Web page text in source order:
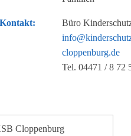
Kontakt:
Büro
cloppenburg.de
Tel. 04471 / 8 72
Cloppenburg